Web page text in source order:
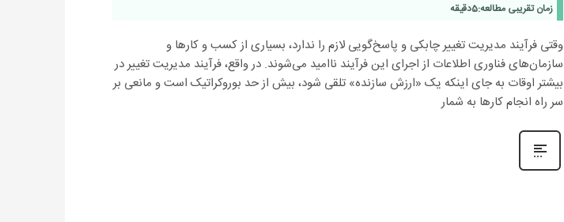
زمان تقریبی مطالعه:5دقیقه
وقتی فرآیند مدیریت تغییر چابکی و پاسخ‌گویی لازم را ندارد، بسیاری از کسب و کارها و
سازمان‌های فناوری اطلاعات از اجرای این فرآیند ناامید می‌شوند. در واقع، فرآیند مدیریت تغییر در
بیشتر اوقات به جای اینکه یک «ارزش سازنده» تلقی شود، بیش از حد بوروکراتیک است و مانعی بر
سر راه انجام کارها به شمار